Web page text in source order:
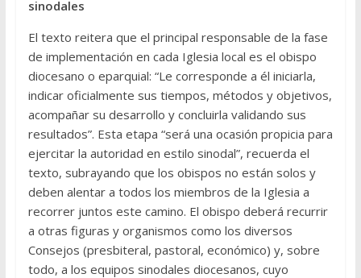
sinodales
El texto reitera que el principal responsable de la fase
de implementación en cada Iglesia local es el obispo
diocesano o eparquial: “Le corresponde a él iniciarla,
indicar oficialmente sus tiempos, métodos y objetivos,
acompañar su desarrollo y concluirla validando sus
resultados”. Esta etapa “será una ocasión propicia para
ejercitar la autoridad en estilo sinodal”, recuerda el
texto, subrayando que los obispos no están solos y
deben alentar a todos los miembros de la Iglesia a
recorrer juntos este camino. El obispo deberá recurrir
a otras figuras y organismos como los diversos
Consejos (presbiteral, pastoral, económico) y, sobre
todo, a los equipos sinodales diocesanos, cuyo